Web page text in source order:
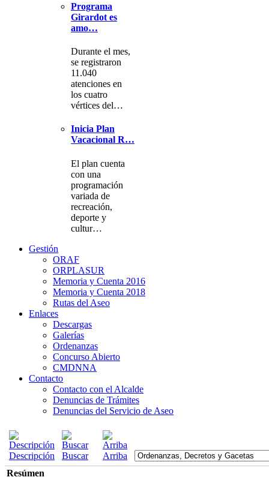
Programa
Girardot es
amo…
Durante el mes,
se registraron
11.040
atenciones en
los cuatro
vértices del…
Inicia Plan
Vacacional R…
El plan cuenta
con una
programación
variada de
recreación,
deporte y
cultur…
Gestión
ORAF
ORPLASUR
Memoria y Cuenta 2016
Memoria y Cuenta 2018
Rutas del Aseo
Enlaces
Descargas
Galerías
Ordenanzas
Concurso Abierto
CMDNNA
Contacto
Contacto con el Alcalde
Denuncias de Trámites
Denuncias del Servicio de Aseo
Descripción Buscar
Arriba
Resúmen